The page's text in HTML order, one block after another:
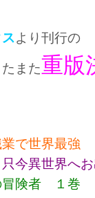
より刊行の
また重版
業で世界最強
只今異世界へ
冒険者 １巻